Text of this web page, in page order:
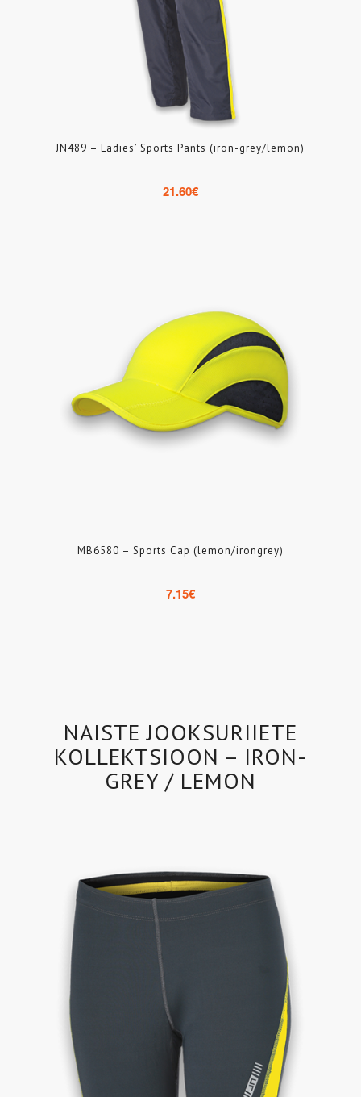
JN489 – Ladies’ Sports Pants (iron-grey/lemon)
21.60€
MB6580 – Sports Cap (lemon/irongrey)
7.15€
NAISTE JOOKSURIIETE
KOLLEKTSIOON – IRON-
GREY / LEMON